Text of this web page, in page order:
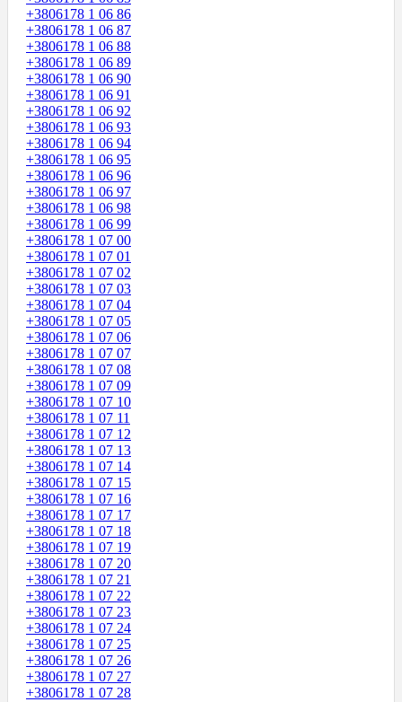
+3806178 1 06 86
+3806178 1 06 87
+3806178 1 06 88
+3806178 1 06 89
+3806178 1 06 90
+3806178 1 06 91
+3806178 1 06 92
+3806178 1 06 93
+3806178 1 06 94
+3806178 1 06 95
+3806178 1 06 96
+3806178 1 06 97
+3806178 1 06 98
+3806178 1 06 99
+3806178 1 07 00
+3806178 1 07 01
+3806178 1 07 02
+3806178 1 07 03
+3806178 1 07 04
+3806178 1 07 05
+3806178 1 07 06
+3806178 1 07 07
+3806178 1 07 08
+3806178 1 07 09
+3806178 1 07 10
+3806178 1 07 11
+3806178 1 07 12
+3806178 1 07 13
+3806178 1 07 14
+3806178 1 07 15
+3806178 1 07 16
+3806178 1 07 17
+3806178 1 07 18
+3806178 1 07 19
+3806178 1 07 20
+3806178 1 07 21
+3806178 1 07 22
+3806178 1 07 23
+3806178 1 07 24
+3806178 1 07 25
+3806178 1 07 26
+3806178 1 07 27
+3806178 1 07 28